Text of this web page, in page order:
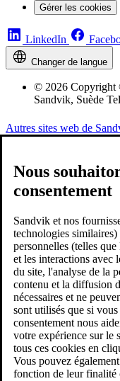
Gérer les cookies
LinkedIn
Changer de langue
© 2026 Copyright
Sandvik, Suède
Autres sites web de
Nous
consentement
Sandvik et nos
technologies
personnelles (telles
et les interactions avec
du site, l'analyse de la
contenu et la diffusion
nécessaires et ne
sont utilisés que si
consentement nous
votre expérience sur le
tous ces cookies en
Vous pouvez
fonction de leur finalité